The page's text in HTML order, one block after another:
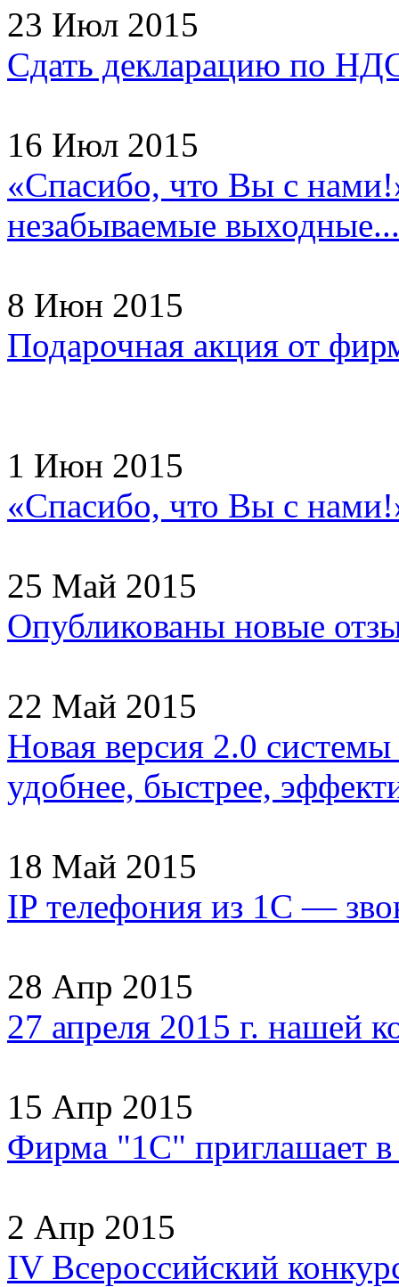
23 Июл 2015
Сдать декларацию по
16 Июл 2015
«Спасибо, что Вы с
незабываемые выходные...
8 Июн 2015
Подарочная акция от
1 Июн 2015
«Спасибо, что Вы с
25 Май 2015
Опубликованы новые
22 Май 2015
Новая версия 2.0
удобнее, быстрее,
18 Май 2015
IP телефония из 1С —
28 Апр 2015
27 апреля 2015 г. нашей
15 Апр 2015
Фирма "1С"
2 Апр 2015
IV Всероссийский